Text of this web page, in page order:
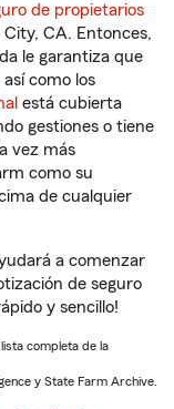
de propietarios
CA. Entonces,
le garantiza que
como los
está cubierta
gestiones o tiene
vez más
como su
de cualquier
a comenzar
de seguro
y sencillo!
completa de la
y State Farm Archive.